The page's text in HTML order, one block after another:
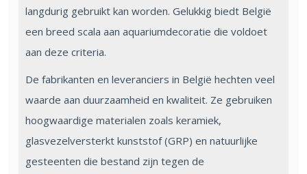
langdurig gebruikt kan worden. Gelukkig biedt België
een breed scala aan aquariumdecoratie die voldoet
aan deze criteria.
De fabrikanten en leveranciers in België hechten veel
waarde aan duurzaamheid en kwaliteit. Ze gebruiken
hoogwaardige materialen zoals keramiek,
glasvezelversterkt kunststof (GRP) en natuurlijke
gesteenten die bestand zijn tegen de